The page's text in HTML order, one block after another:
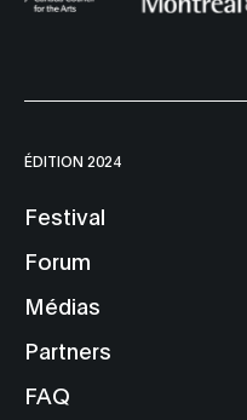
ÉDITION 2024
Festival
Forum
Médias
Partners
FAQ